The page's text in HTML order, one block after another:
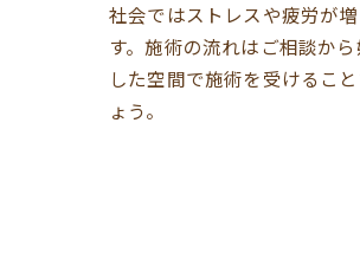
社会ではストレスや疲労が
す。施術の流れはご相談か
した空間で施術を受けるこ
ょう。